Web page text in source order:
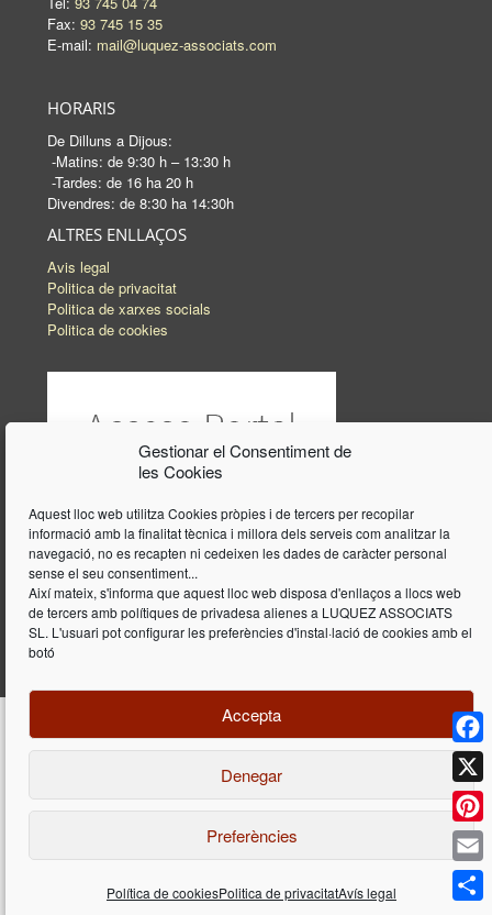
Gestionar el Consentiment de
les Cookies
Aquest lloc web utilitza Cookies pròpies i de tercers per recopilar
informació amb la finalitat tècnica i millora dels serveis com analitzar la
navegació, no es recapten ni cedeixen les dades de caràcter personal
sense el seu consentiment...
Així mateix, s'informa que aquest lloc web disposa d'enllaços a llocs web
de tercers amb polítiques de privadesa alienes a LUQUEZ ASSOCIATS
SL. L'usuari pot configurar les preferències d'instal·lació de cookies amb el
botó
Accepta
Denegar
Preferències
Política de cookiesPolitica de privacitatAvís legal
Fax: 93 745 15 35
E-mail: mail@luquez-associats.com
HORARIS
De Dilluns a Dijous:
-Matins: de 9:30 h – 13:30 h
-Tardes: de 16 ha 20 h
Divendres: de 8:30 ha 14:30h
ALTRES ENLLAÇOS
Avis legal
Politica de privacitat
Politica de xarxes socials
Politica de cookies
Disseny i programació web perDieres.com
| Lúquez Associats SL | ©
2026 All Rights Reserved |Avís legal
X
Email
Déjenos su consulta